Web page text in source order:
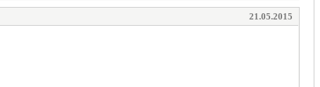
21.05.2015